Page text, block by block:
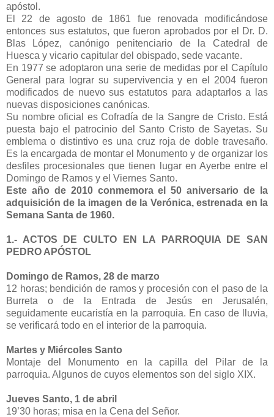
apóstol.
El 22 de agosto de 1861 fue renovada modificándose
entonces sus estatutos, que fueron aprobados por el Dr. D.
Blas López, canónigo penitenciario de la Catedral de
Huesca y vicario capitular del obispado, sede vacante.
En 1977 se adoptaron una serie de medidas por el Capítulo
General para lograr su supervivencia y en el 2004 fueron
modificados de nuevo sus estatutos para adaptarlos a las
nuevas disposiciones canónicas.
Su nombre oficial es Cofradía de la Sangre de Cristo. Está
puesta bajo el patrocinio del Santo Cristo de Sayetas. Su
emblema o distintivo es una cruz roja de doble travesaño.
Es la encargada de montar el Monumento y de organizar los
desfiles procesionales que tienen lugar en Ayerbe entre el
Domingo de Ramos y el Viernes Santo.
Este año de 2010 conmemora el 50 aniversario de la
adquisición de la imagen de la Verónica, estrenada en la
Semana Santa de 1960.
1.- ACTOS DE CULTO EN LA PARROQUIA DE SAN
PEDRO APÓSTOL
Domingo de Ramos, 28 de marzo
12 horas; bendición de ramos y procesión con el paso de la
Burreta o de la Entrada de Jesús en Jerusalén,
seguidamente eucaristía en la parroquia. En caso de lluvia,
se verificará todo en el interior de la parroquia.
Martes y Miércoles Santo
Montaje del Monumento en la capilla del Pilar de la
parroquia. Algunos de cuyos elementos son del siglo XIX.
Jueves Santo, 1 de abril
19’30 horas; misa en la Cena del Señor.